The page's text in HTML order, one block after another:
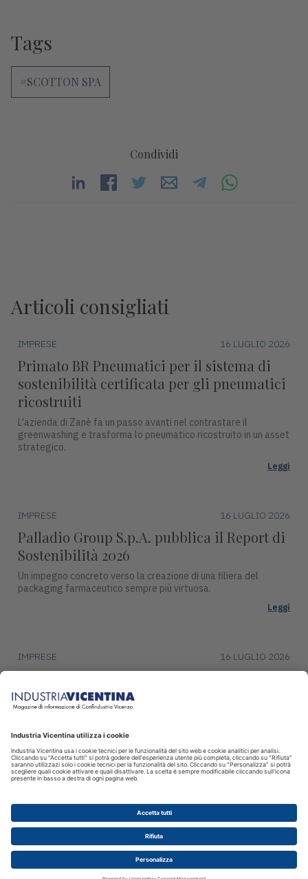
Tags
#SCOTTON SPA
Condividi
Articoli consigliati
IMPRESE 16 LUGLIO 2026
Primato BR Pneumatici per il sistema di
sostenibilità certificata per gli pneumatici
ricostruiti
L'azienda di Zanè fa un passo avanti nel contrastare il
greenwashing e trasforma lo pneumatico ricostruito in un asset
strategico.
Leggi
IMPRESE 16 LUGLIO 2026
Palladio Group S.p.A. pubblica il Report di
Sostenibilità 2026
Un impegno concreto verso la creazione di una filiera del
packaging farmaceutico sempre più virtuosa.
Leggi
IMPRESE 16 LUGLIO 2026
dentistico del futuro
intelligenti per il settore dentale.
Leggi
© 2026 INDUSTRIA VICENTINA - Editore I.P.I srl, Piazza Castello 3
Vicenza - CF e P.IVA 00341780245 - Reg. Trib. Vicenza 431 del
12.2.1982 - Dir. resp. Simone Sinico
Disclaimer
Cookie Privacy sito